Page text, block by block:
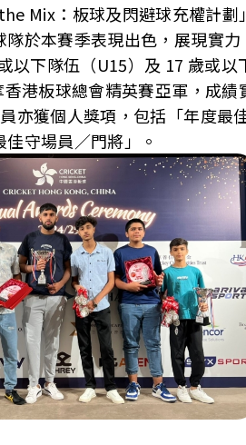
Mix：板球及閃避球充權計劃
隊於本賽季表現出色，展現實力
以下隊伍（U15）及 17 歲或以
港板球總會精英賽亞軍，成績
亦獲個人獎項，包括「年度最
守場員／門將」。